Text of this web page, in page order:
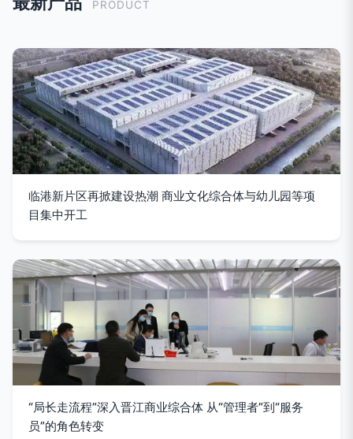
PRODUCT
临港新片区再掀建设热潮 商业文化综合体与幼儿园等项
目集中开工
“局长走流程”深入晋江商业综合体 从“管理者”到“服务
员”的角色转变